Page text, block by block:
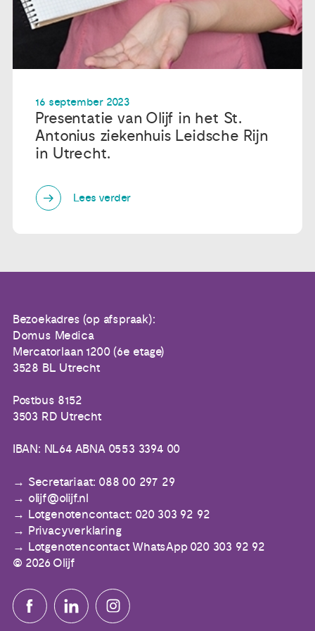
16 september 2023
Presentatie van Olijf in het St.
Antonius ziekenhuis Leidsche Rijn
in Utrecht.
Lees verder
Bezoekadres (op afspraak):
Domus Medica
Mercatorlaan 1200 (6e etage)
3528 BL Utrecht
Postbus 8152
3503 RD Utrecht
IBAN: NL64 ABNA 0553 3394 00
Secretariaat: 088 00 297 29
olijf@olijf.nl
Lotgenotencontact: 020 303 92 92
Privacyverklaring
Lotgenotencontact WhatsApp 020 303 92 92
© 2026 Olijf